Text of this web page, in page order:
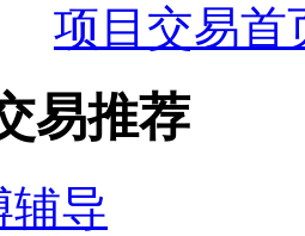
项目交易首
易推荐
辅导